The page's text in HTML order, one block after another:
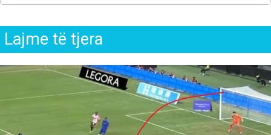
Lajme të tjera